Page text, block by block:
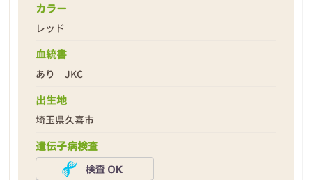
カラー
レッド
血統書
あり JKC
出生地
埼玉県久喜市
遺伝子病検査